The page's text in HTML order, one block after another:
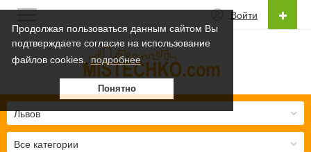
Продолжая пользоваться данным сайтом Вы
подтверждаете согласие на использование
файлов cookies. подробнее
Понятно
Войти
Русский
Українська
Русский
Все категории
Львов